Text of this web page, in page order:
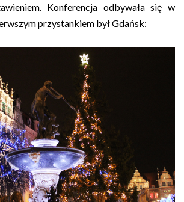
Konferencja odbywała się w
przystankiem był Gdańsk: